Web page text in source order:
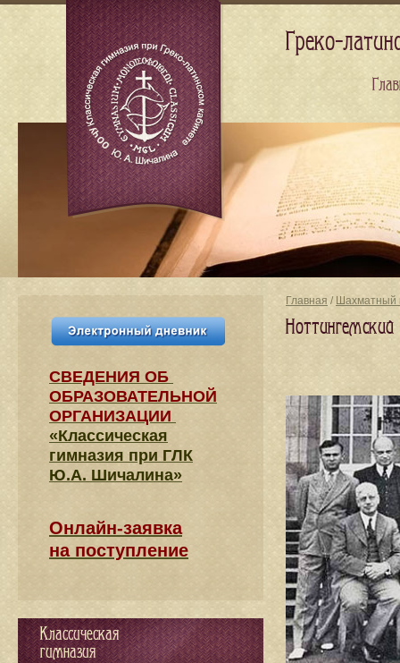
Главная / Шахматный
СВЕДЕНИЯ​ ОБ
ОБРАЗОВАТЕЛЬНОЙ
ОРГАНИЗАЦИИ
«Классическая
гимназия при ГЛК
Ю.А. Шичалина»
Онлайн-заявка
на поступление
Классическая
гимназия
Греко-